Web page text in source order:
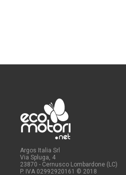
Argos Italia Srl
Via Spluga, 4
23870 - Cernusco Lombardone (LC)
P. IVA 02992920161 © 2018